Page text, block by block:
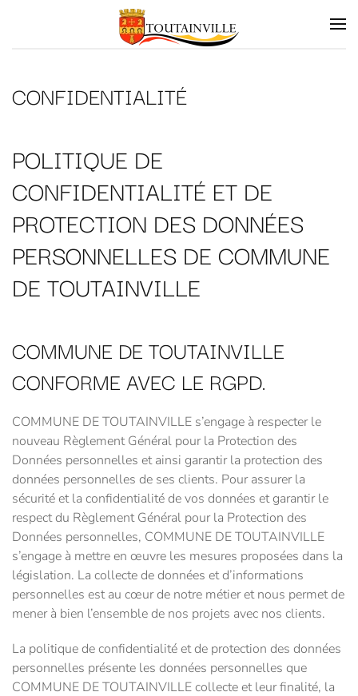
Skip to main content
CONFIDENTIALITÉ
POLITIQUE DE
CONFIDENTIALITÉ ET DE
PROTECTION DES DONNÉES
PERSONNELLES DE COMMUNE
DE TOUTAINVILLE
COMMUNE DE TOUTAINVILLE
CONFORME AVEC LE RGPD.
COMMUNE DE TOUTAINVILLE s’engage à respecter le
nouveau Règlement Général pour la Protection des
Données personnelles et ainsi garantir la protection des
données personnelles de ses clients. Pour assurer la
sécurité et la confidentialité de vos données et garantir le
respect du Règlement Général pour la Protection des
Données personnelles, COMMUNE DE TOUTAINVILLE
s’engage à mettre en œuvre les mesures proposées dans la
législation. La collecte de données et d’informations
personnelles est au cœur de notre métier et nous permet de
mener à bien l’ensemble de nos projets avec nos clients.
La politique de confidentialité et de protection des données
personnelles présente les données personnelles que
COMMUNE DE TOUTAINVILLE collecte et leur finalité, la